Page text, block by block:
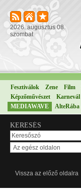
2026. augusztus 08.
szombat
Fesztiválok Zene Film
Képzőművészet
Karnevál
MEDIAWAVE
AlteRába
KERESÉS
Vissza az előző oldalra